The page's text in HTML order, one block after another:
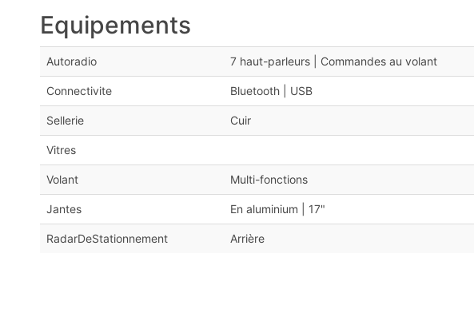
Equipements
Autoradio 7 haut-parleurs | Commandes au volant
Connectivite Bluetooth | USB
Sellerie Cuir
Vitres
Volant Multi-fonctions
Jantes En aluminium | 17"
RadarDeStationnement Arrière